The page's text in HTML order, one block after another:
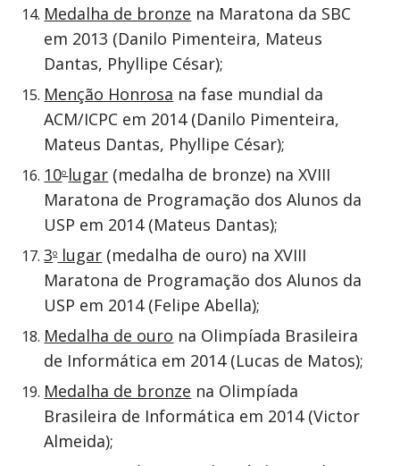
Medalha de bronze na Maratona da SBC
em 2013 (Danilo Pimenteira, Mateus
Dantas, Phyllipe César);
Menção Honrosa na fase mundial da
ACM/ICPC em 2014 (Danilo Pimenteira,
Mateus Dantas, Phyllipe César);
10olugar (medalha de bronze) na XVIII
Maratona de Programação dos Alunos da
USP em 2014 (Mateus Dantas);
3olugar (medalha de ouro) na XVIII
Maratona de Programação dos Alunos da
USP em 2014 (Felipe Abella);
Medalha de ouro na Olimpíada Brasileira
de Informática em 2014 (Lucas de Matos);
Medalha de bronze na Olimpíada
Brasileira de Informática em 2014 (Victor
Almeida);